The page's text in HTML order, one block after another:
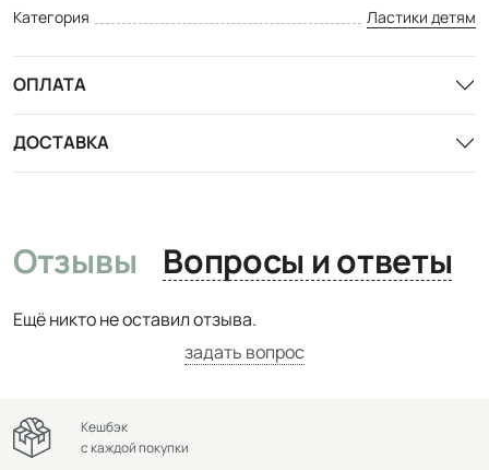
Категория
Ластики детям
ОПЛАТА
ДОСТАВКА
Отзывы Вопросы и ответы
Ещё никто не оставил отзыва.
задать вопрос
Кешбэк
с каждой покупки